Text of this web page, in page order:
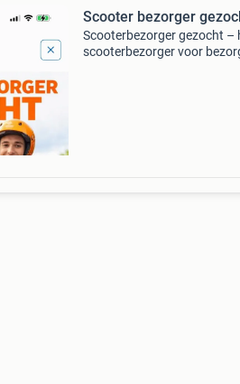
Scooter bezorger
Scooterbezorger gezocht –
scooterbezorger voor